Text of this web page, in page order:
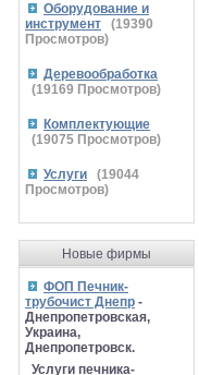
Оборудование и
инструмент
(19390
Просмотров)
Деревообработка
(19169 Просмотров)
Комплектующие
(19075 Просмотров)
Услуги (19044
Просмотров)
Новые фирмы
ФОП Печник-
трубочист Днепр -
Днепропетровская,
Украина,
Днепропетровск.
Услуги печника-